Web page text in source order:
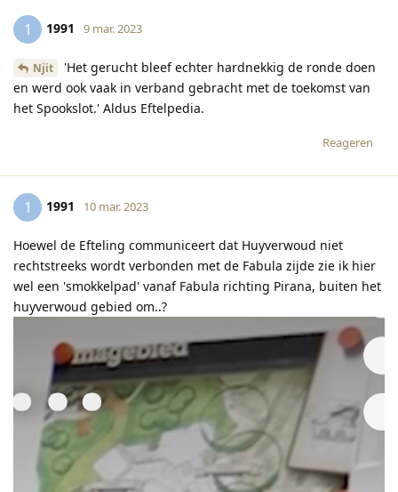
1 1991 9 mar. 2023
Njit
'Het gerucht bleef echter hardnekkig de ronde doen
en werd ook vaak in verband gebracht met de toekomst van
het Spookslot.' Aldus Eftelpedia.
Reageren
1 1991 10 mar. 2023
Hoewel de Efteling communiceert dat Huyverwoud niet
rechtstreeks wordt verbonden met de Fabula zijde zie ik hier
wel een 'smokkelpad' vanaf Fabula richting Pirana, buiten het
huyverwoud gebied om..?